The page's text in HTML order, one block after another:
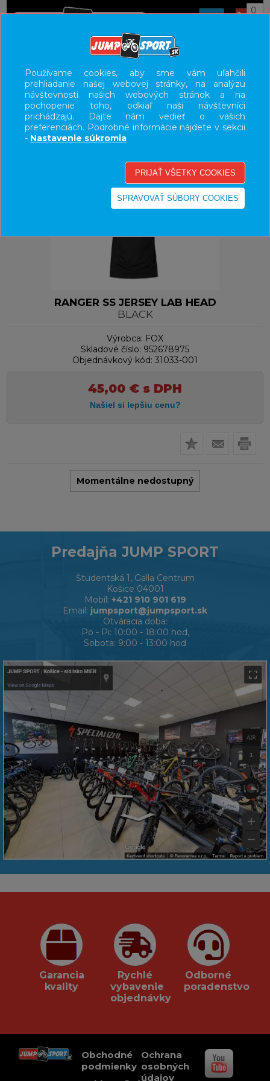
0
UŽÍVATEĽSKÝ PANEL
KATEGÓRIE
HLAVNÉ MENU
RANGER SS JERSEY LAB HEAD
BLACK
Výrobca: FOX
Skladové číslo: 952678975
Objednávkový kód: 31033-001
45,00 € s DPH
Momentálne nedostupný
Predajňa JUMP SPORT
Študentská 1, Galla Centrum
Košice 04001
Mobil: +421 910 901 619
Email: jumpsport@jumpsport.sk
Otváracia doba:
Po - Pi: 10:00 - 18:00 hod,
Sobota: 9:00 - 13:00 hod
Garancia
kvality
Rychlé
vybavenie
objednávky
Odborné
poradenstvo
Obchodné
podmienky
Ochrana
osobných
údajov
Používame cookies, aby sme vám uľahčili
prehliadanie našej webovej stránky, na analýzu
návštevnosti našich webových stránok a na
pochopenie toho, odkiaľ naši návštevníci
prichádzajú. Dajte nám vedieť o vašich
preferenciách. Podrobné informácie nájdete v sekcii
- Nastavenie súkromia